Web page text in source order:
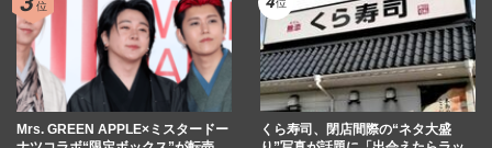
Mrs. GREEN APPLE×ミスタードー
くら寿司、閉店間際の“ネタ大盛